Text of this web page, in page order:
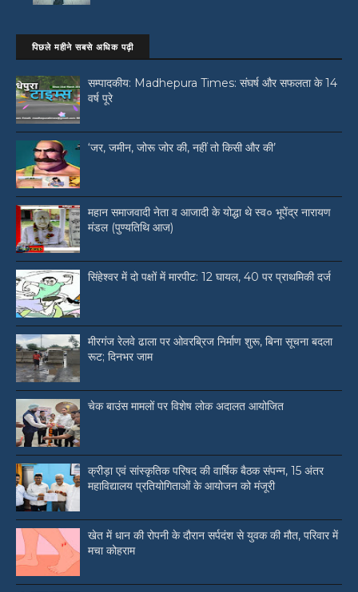
पिछले महीने सबसे अधिक पढ़ी
सम्पादकीय: Madhepura Times: संघर्ष और सफलता के 14
वर्ष पूरे
‘जर, जमीन, जोरू जोर की, नहीं तो किसी और की’
महान समाजवादी नेता व आजादी के योद्धा थे स्व० भूपेंद्र नारायण
मंडल (पुण्यतिथि आज)
सिंहेश्वर में दो पक्षों में मारपीट: 12 घायल, 40 पर प्राथमिकी दर्ज
मीरगंज रेलवे ढाला पर ओवरब्रिज निर्माण शुरू, बिना सूचना बदला
रूट; दिनभर जाम
चेक बाउंस मामलों पर विशेष लोक अदालत आयोजित
क्रीड़ा एवं सांस्कृतिक परिषद की वार्षिक बैठक संपन्न, 15 अंतर
महाविद्यालय प्रतियोगिताओं के आयोजन को मंजूरी
खेत में धान की रोपनी के दौरान सर्पदंश से युवक की मौत, परिवार में
मचा कोहराम